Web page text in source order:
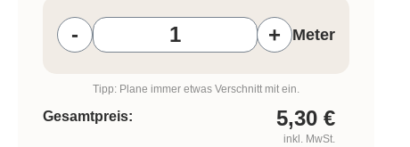
-
+ Meter
Tipp: Plane immer etwas Verschnitt mit ein.
Gesamtpreis: 5,30 €
inkl. MwSt.